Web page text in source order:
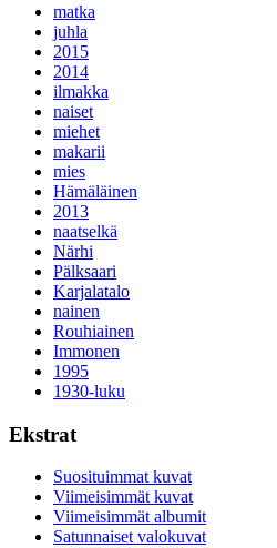
matka
juhla
2015
2014
ilmakka
naiset
miehet
makarii
mies
Hämäläinen
2013
naatselkä
Närhi
Pälksaari
Karjalatalo
nainen
Rouhiainen
Immonen
1995
1930-luku
Ekstrat
Suosituimmat kuvat
Viimeisimmät kuvat
Viimeisimmät albumit
Satunnaiset valokuvat